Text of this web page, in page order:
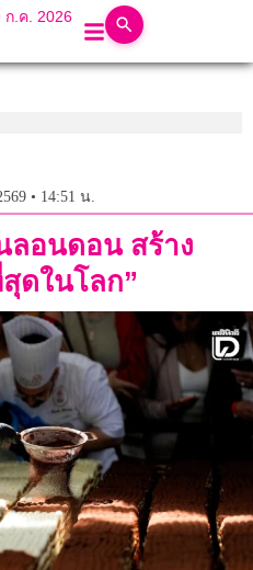
ก.ค. 2026
• 14:51 น.
ลอนดอน สร้าง
ดในโลก”